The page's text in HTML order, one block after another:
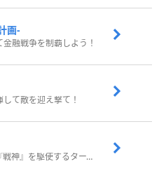
画-
融戦争を制覇しよう！
て敵を迎え撃て！
武器の『アビリティ』と『戦神』を駆使するターン制コマンドバトルRPG！